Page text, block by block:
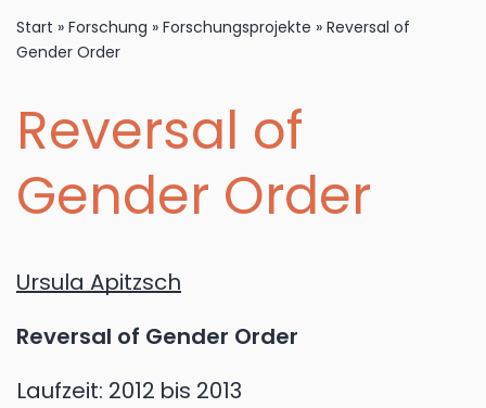
Start » Forschung » Forschungsprojekte » Reversal of
Gender Order
Reversal of
Gender Order
Ursula Apitzsch
Reversal of Gender Order
Laufzeit: 2012 bis 2013